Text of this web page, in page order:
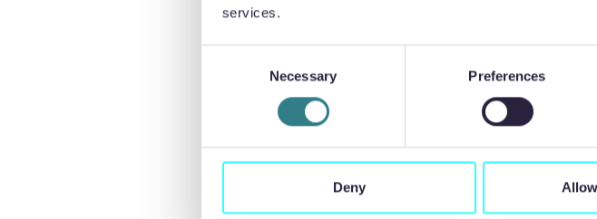
services.
Necessary Preferences
Deny
Para obtener más información sobre
sectores del hidrógeno y de la
VOLVER A LA LISTA DE